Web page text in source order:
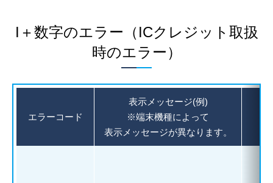
I＋数字のエラー（ICクレジット取扱
時のエラー）
エラーコード
表示メッセージ(例)
※端末機種によって
表示メッセージが異なります。